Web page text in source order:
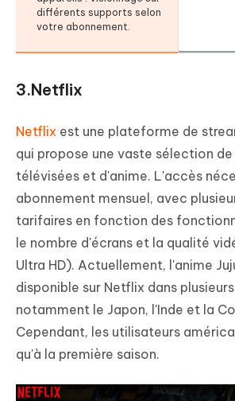
différents supports selon
votre abonnement.
3.Netflix
Netflix est une plateforme de
qui propose une vaste sélection
télévisées et d'anime. L'accès
abonnement mensuel, avec
tarifaires en fonction des
le nombre d'écrans et la qualité
Ultra HD). Actuellement, l'anime
disponible sur Netflix dans
notamment le Japon, l'Inde et la
Cependant, les utilisateurs
qu'à la première saison.